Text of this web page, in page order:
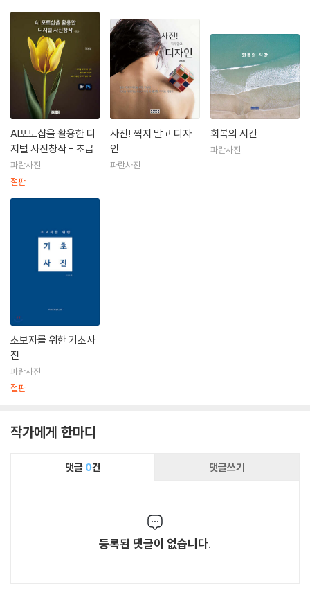
AI포토샵을 활용한 디
지털 사진창작 - 초급
파란사진
절판
사진! 찍지 말고 디자
인
파란사진
회복의 시간
파란사진
초보자를 위한 기초사
진
파란사진
절판
작가에게 한마디
댓글 0건 댓글쓰기
등록된 댓글이 없습니다.